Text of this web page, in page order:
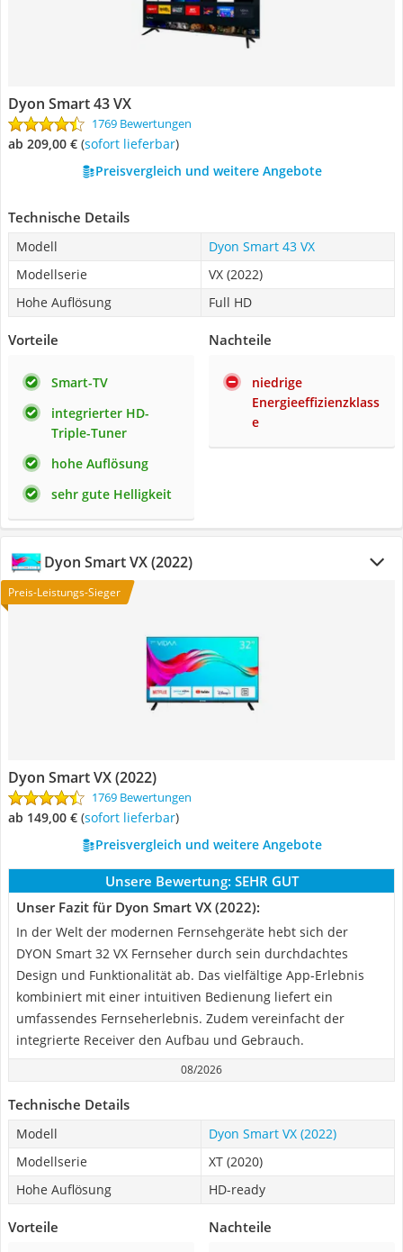
Dyon Smart 43 VX
1769 Bewertungen
ab 209,00 € ( Sofort lieferbar)
Preisvergleich und weitere Angebote
Technische Details
Modell
Dyon Smart 43 VX
Modellserie
VX (2022)
Hohe Auflösung
Full HD
Vorteile
Smart-TV
integrierter HD-
Triple-Tuner
hohe Auflösung
sehr gute Helligkeit
Nachteile
niedrige
Energieeffizienzklass
e
Dyon Smart VX (2022)
Preis-Leistungs-Sieger
Dyon Smart VX (2022)
1769 Bewertungen
ab 149,00 € ( Sofort lieferbar)
Preisvergleich und weitere Angebote
Unsere Bewertung: SEHR GUT
Unser Fazit für Dyon Smart VX (2022):
In der Welt der modernen Fernsehgeräte hebt sich der
DYON Smart 32 VX Fernseher durch sein durchdachtes
Design und Funktionalität ab. Das vielfältige App-Erlebnis
kombiniert mit einer intuitiven Bedienung liefert ein
umfassendes Fernseherlebnis. Zudem vereinfacht der
integrierte Receiver den Aufbau und Gebrauch.
08/2026
Technische Details
Modell
Dyon Smart VX (2022)
Modellserie
XT (2020)
Hohe Auflösung
HD-ready
Vorteile Nachteile